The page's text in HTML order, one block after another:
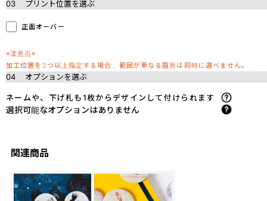
03 プリント位置を選ぶ
正面オーバー
※注意点※
加工位置を2つ以上指定する場合、範囲が重なる箇所は同時に選べません。
04 オプションを選ぶ
ネームや、下げ札も1枚からデザインして付けられます
選択可能なオプションはありません
関連商品